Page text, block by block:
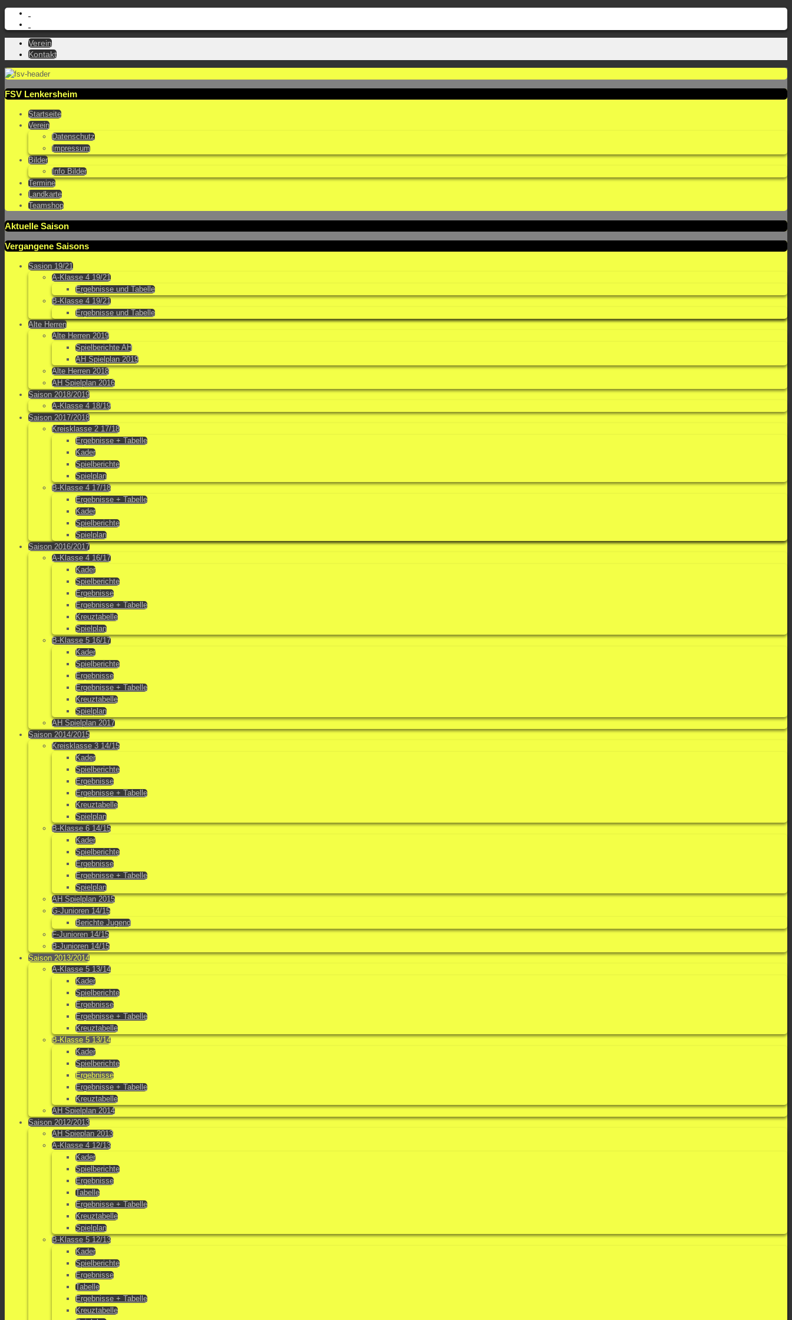
Verein
Kontakt
FSV Lenkersheim
Startseite
Verein
Datenschutz
Impressum
Bilder
Info Bilder
Termine
Landkarte
Teamshop
Aktuelle Saison
Vergangene Saisons
Sasion 19/21
A-Klasse 4 19/21
Ergebnisse und Tabelle
B-Klasse 4 19/21
Ergebnisse und Tabelle
Alte Herren
Alte Herren 2019
Spielberichte AH
AH Spielplan 2019
Alte Herren 2018
AH Spielplan 2016
Saison 2018/2019
A-Klasse 4 18/19
Saison 2017/2018
Kreisklasse 2 17/18
Ergebnisse + Tabelle
Kader
Spielberichte
Spielplan
B-Klasse 4 17/18
Ergebnisse + Tabelle
Kader
Spielberichte
Spielplan
Saison 2016/2017
A-Klasse 4 16/17
Kader
Spielberichte
Ergebnisse
Ergebnisse + Tabelle
Kreuztabelle
Spielplan
B-Klasse 5 16/17
Kader
Spielberichte
Ergebnisse
Ergebnisse + Tabelle
Kreuztabelle
Spielplan
AH Spielplan 2017
Saison 2014/2015
Kreisklasse 3 14/15
Kader
Spielberichte
Ergebnisse
Ergebnisse + Tabelle
Kreuztabelle
Spielplan
B-Klasse 6 14/15
Kader
Spielberichte
Ergebnisse
Ergebnisse + Tabelle
Spielplan
AH Spielplan 2015
G-Junioren 14/15
Berichte Jugend
F-Junioren 14/15
B-Junioren 14/15
Saison 2013/2014
A-Klasse 5 13/14
Kader
Spielberichte
Ergebnisse
Ergebnisse + Tabelle
Kreuztabelle
B-Klasse 5 13/14
Kader
Spielberichte
Ergebnisse
Ergebnisse + Tabelle
Kreuztabelle
AH Spielplan 2014
Saison 2012/2013
AH Spieplan 2013
A-Klasse 4 12/13
Kader
Spielberichte
Ergebnisse
Tabelle
Ergebnisse + Tabelle
Kreuztabelle
Spielplan
B-Klasse 5 12/13
Kader
Spielberichte
Ergebnisse
Tabelle
Ergebnisse + Tabelle
Kreuztabelle